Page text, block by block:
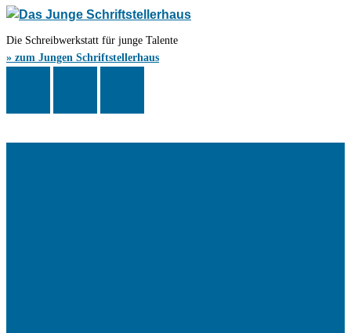
Die Schreibwerkstatt für junge Talente
» zum Jungen Schriftstellerhaus